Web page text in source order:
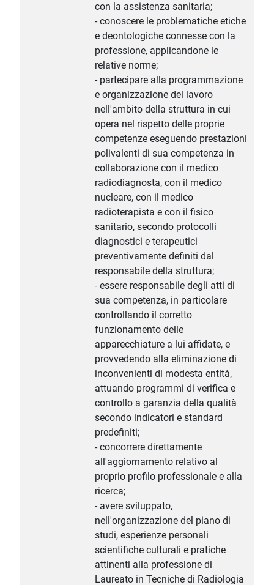
con la assistenza sanitaria;
- conoscere le problematiche etiche
e deontologiche connesse con la
professione, applicandone le
relative norme;
- partecipare alla programmazione
e organizzazione del lavoro
nell'ambito della struttura in cui
opera nel rispetto delle proprie
competenze eseguendo prestazioni
polivalenti di sua competenza in
collaborazione con il medico
radiodiagnosta, con il medico
nucleare, con il medico
radioterapista e con il fisico
sanitario, secondo protocolli
diagnostici e terapeutici
preventivamente definiti dal
responsabile della struttura;
- essere responsabile degli atti di
sua competenza, in particolare
controllando il corretto
funzionamento delle
apparecchiature a lui affidate, e
provvedendo alla eliminazione di
inconvenienti di modesta entità,
attuando programmi di verifica e
controllo a garanzia della qualità
secondo indicatori e standard
predefiniti;
- concorrere direttamente
all'aggiornamento relativo al
proprio profilo professionale e alla
ricerca;
- avere sviluppato,
nell'organizzazione del piano di
studi, esperienze personali
scientifiche culturali e pratiche
attinenti alla professione di
Laureato in Tecniche di Radiologia